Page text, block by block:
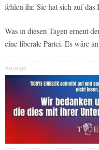
fehlen ihr. Sie hat sich auf
Was in diesen Tagen erneut
eine liberale Partei. Es wäre
Anzeige